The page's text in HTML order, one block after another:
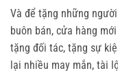
Và để tặng những
buôn bán, cửa hàng
tặng đối tác, tặng sự
lại nhiều may mắn, tài